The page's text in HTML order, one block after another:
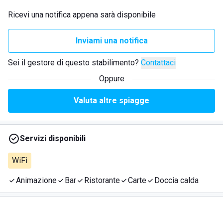
Ricevi una notifica appena sarà disponibile
Inviami una notifica
Sei il gestore di questo stabilimento? Contattaci
Oppure
Valuta altre spiagge
Servizi disponibili
WiFi
Animazione Bar Ristorante Carte Doccia calda